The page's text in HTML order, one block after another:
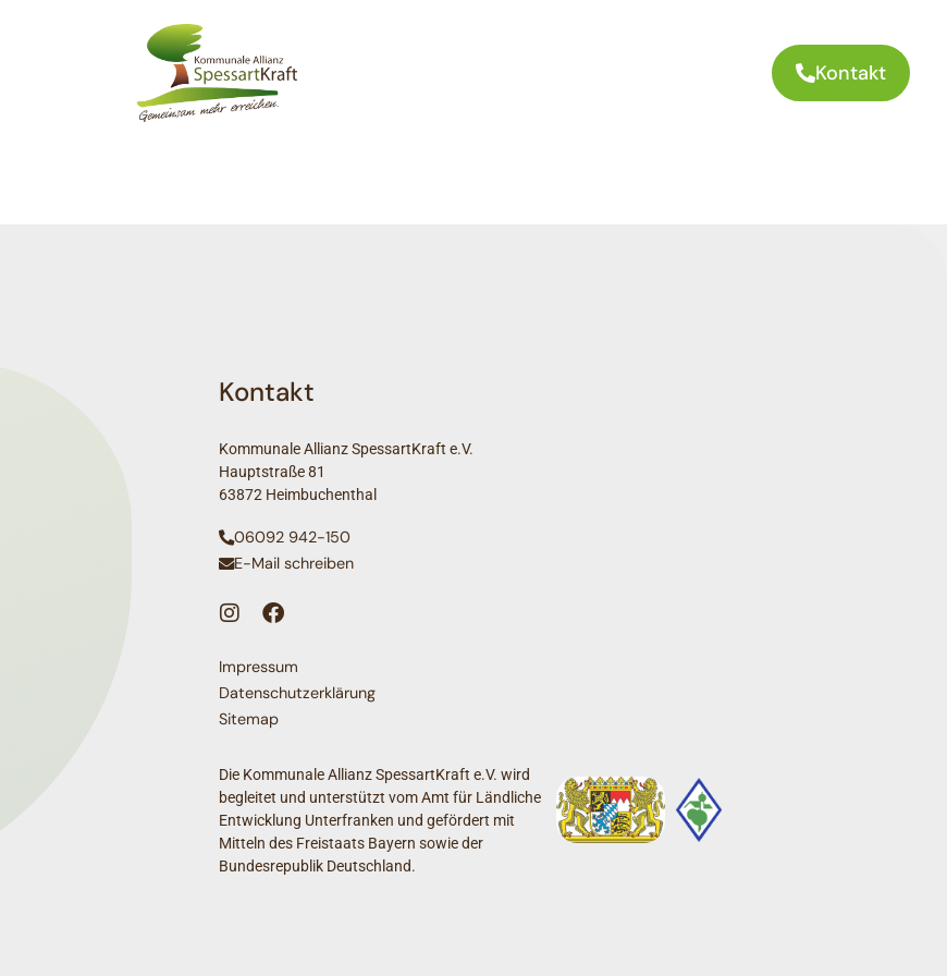
Kontakt
Kontakt
Kommunale Allianz SpessartKraft e.V.
Hauptstraße 81
63872 Heimbuchenthal
06092 942-150
E-Mail schreiben
Impressum
Datenschutzerklärung
Sitemap
Die Kommunale Allianz SpessartKraft e.V. wird
begleitet und unterstützt vom Amt für Ländliche
Entwicklung Unterfranken und gefördert mit
Mitteln des Freistaats Bayern sowie der
Bundesrepublik Deutschland.